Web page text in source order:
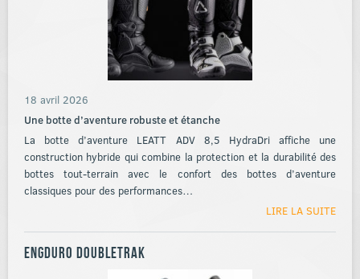
18 avril 2026
Une botte d’aventure robuste et étanche
La botte d’aventure LEATT ADV 8,5 HydraDri affiche une
construction hybride qui combine la protection et la durabilité des
bottes tout-terrain avec le confort des bottes d’aventure
classiques pour des performances…
LIRE LA SUITE
EngDuro DoubleTrak